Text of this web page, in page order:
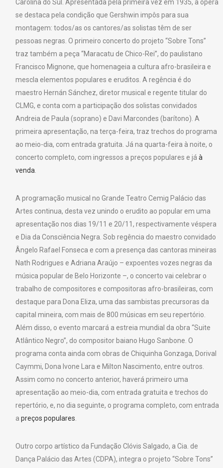
Carolina do Sul. Apresentada pela primeira vez em 1935, a ópera
se destaca pela condição que Gershwin impôs para sua
montagem: todos/as os cantores/as solistas têm de ser
pessoas negras. O primeiro concerto do projeto “Sobre Tons”
traz também a peça “Maracatu de Chico-Rei”, do paulistano
Francisco Mignone, que homenageia a cultura afro-brasileira e
mescla elementos populares e eruditos. A regência é do
maestro Hernán Sánchez, diretor musical e regente titular do
CLMG, e conta com a participação dos solistas convidados
Andreia de Paula (soprano) e Davi Marcondes (barítono). A
primeira apresentação, na terça-feira, traz trechos do programa
ao meio-dia, com entrada gratuita. Já na quarta-feira à noite, o
concerto completo, com ingressos a preços populares e já à
venda
A programação musical no Grande Teatro Cemig Palácio das
Artes continua, desta vez unindo o erudito ao popular em uma
apresentação nos dias 19/11 e 20/11, respectivamente véspera
e Dia da Consciência Negra. Sob regência do maestro convidado
Ângelo Rafael Fonseca e com a presença das cantoras mineiras
Nath Rodrigues e Adriana Araújo – expoentes vozes negras da
música popular de Belo Horizonte –, o concerto vai celebrar o
trabalho de compositores e compositoras afro-brasileiras, com
destaque para Dona Eliza, uma das sambistas precursoras da
capital mineira, com mais de 800 músicas em seu repertório.
Além disso, o evento marcará a estreia mundial da obra “Suite
Atlântico Negro”, do compositor baiano Hugo Sanbone. O
programa conta ainda com obras de Chiquinha Gonzaga, Dorival
Caymmi, Dona Ivone Lara e Milton Nascimento, entre outros.
Assim como no concerto anterior, haverá primeiro uma
apresentação ao meio-dia, com entrada gratuita e trechos do
repertório, e, no dia seguinte, o programa completo, com entrada
a preços populares
Outro corpo artístico da Fundação Clóvis Salgado, a Cia. de
Dança Palácio das Artes (CDPA), integra o projeto “Sobre Tons”